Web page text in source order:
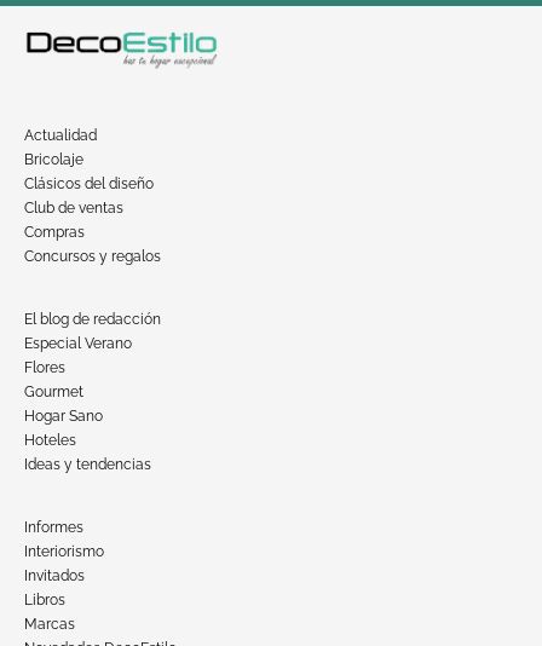
Actualidad
Bricolaje
Clásicos del diseño
Club de ventas
Compras
Concursos y regalos
El blog de redacción
Especial Verano
Flores
Gourmet
Hogar Sano
Hoteles
Ideas y tendencias
Informes
Interiorismo
Invitados
Libros
Marcas